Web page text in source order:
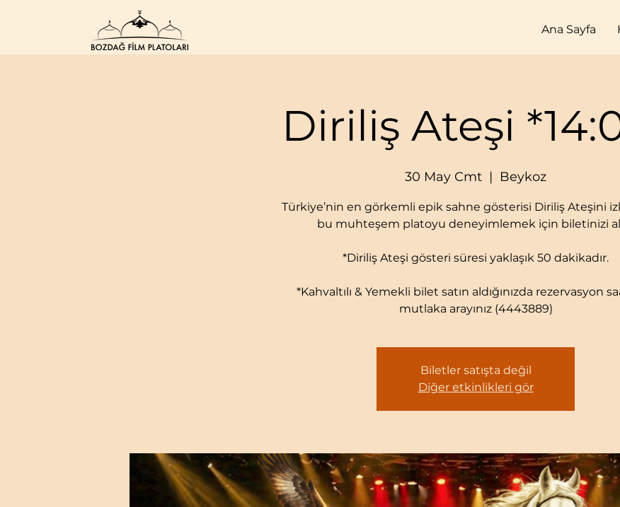
Ana Sayfa
Diriliş Ateşi
30 May Cmt
  |
Beykoz
Türkiye’nin en görkemli epik sahne gösterisi Diriliş Ateşini
bu muhteşem platoyu deneyimlemek için biletinizi
*Diriliş Ateşi gösteri süresi yaklaşık 50 dakikadır.
*Kahvaltılı & Yemekli bilet satın aldığınızda rezervasyon
mutlaka arayınız (4443889)
Biletler satışta değil
Diğer etkinlikleri gör